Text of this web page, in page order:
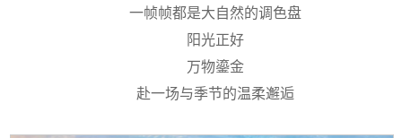
一帧帧都是大自然的调色盘
阳光正好
万物鎏金
赴一场与季节的温柔邂逅